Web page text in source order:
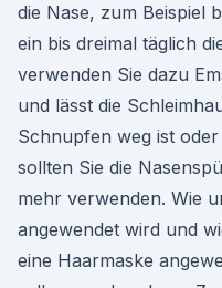
die Nase, zum Beispiel
ein bis dreimal täglich
verwenden Sie dazu
und lässt die
Schnupfen weg ist
sollten Sie die
mehr verwenden. Wie
angewendet wird und
eine Haarmaske